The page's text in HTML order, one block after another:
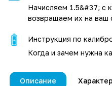
Начисляем 1.5&#37; с
возвращаем их на ваш
Инструкция по
Когда и зачем нужна
Описание